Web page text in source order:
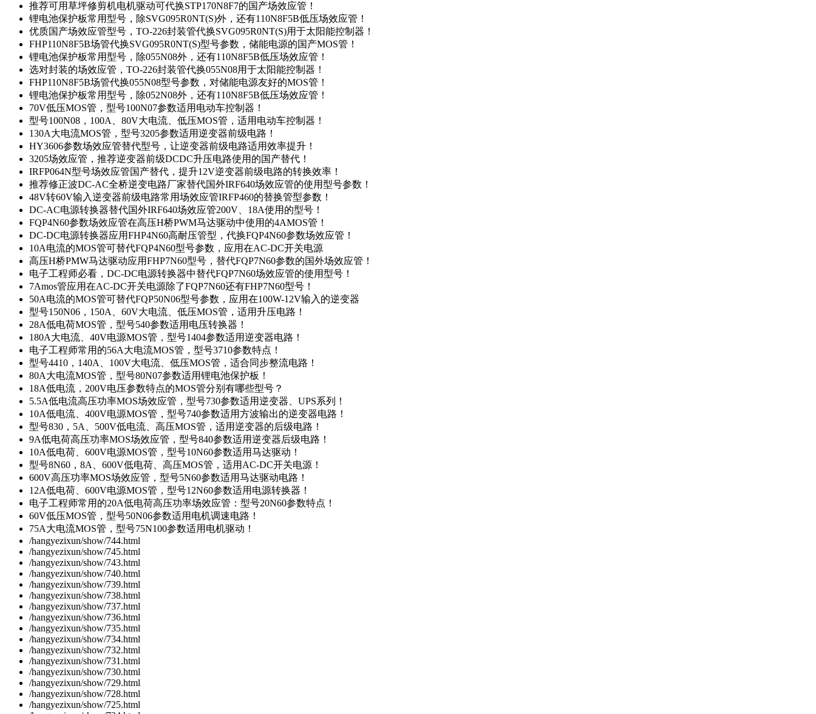
推荐可用草坪修剪机电机驱动可代换STP170N8F7的国产场效应管！
锂电池保护板常用型号，除SVG095R0NT(S)外，还有110N8F5B低压场效应管！
优质国产场效应管型号，TO-226封装管代换SVG095R0NT(S)用于太阳能控制器！
FHP110N8F5B场管代换SVG095R0NT(S)型号参数，储能电源的国产MOS管！
锂电池保护板常用型号，除055N08外，还有110N8F5B低压场效应管！
选对封装的场效应管，TO-226封装管代换055N08用于太阳能控制器！
FHP110N8F5B场管代换055N08型号参数，对储能电源友好的MOS管！
锂电池保护板常用型号，除052N08外，还有110N8F5B低压场效应管！
70V低压MOS管，型号100N07参数适用电动车控制器！
型号100N08，100A、80V大电流、低压MOS管，适用电动车控制器！
130A大电流MOS管，型号3205参数适用逆变器前级电路！
HY3606参数场效应管替代型号，让逆变器前级电路适用效率提升！
3205场效应管，推荐逆变器前级DCDC升压电路使用的国产替代！
IRFP064N型号场效应管国产替代，提升12V逆变器前级电路的转换效率！
推荐修正波DC-AC全桥逆变电路厂家替代国外IRF640场效应管的使用型号参数！
48V转60V输入逆变器前级电路常用场效应管IRFP460的替换管型参数！
DC-AC电源转换器替代国外IRF640场效应管200V、18A使用的型号！
FQP4N60参数场效应管在高压H桥PWM马达驱动中使用的4AMOS管！
DC-DC电源转换器应用FHP4N60高耐压管型，代换FQP4N60参数场效应管！
10A电流的MOS管可替代FQP4N60型号参数，应用在AC-DC开关电源
高压H桥PMW马达驱动应用FHP7N60型号，替代FQP7N60参数的国外场效应管！
电子工程师必看，DC-DC电源转换器中替代FQP7N60场效应管的使用型号！
7Amos管应用在AC-DC开关电源除了FQP7N60还有FHP7N60型号！
50A电流的MOS管可替代FQP50N06型号参数，应用在100W-12V输入的逆变器
型号150N06，150A、60V大电流、低压MOS管，适用升压电路！
28A低电荷MOS管，型号540参数适用电压转换器！
180A大电流、40V电源MOS管，型号1404参数适用逆变器电路！
电子工程师常用的56A大电流MOS管，型号3710参数特点！
型号4410，140A、100V大电流、低压MOS管，适合同步整流电路！
80A大电流MOS管，型号80N07参数适用锂电池保护板！
18A低电流，200V电压参数特点的MOS管分别有哪些型号？
5.5A低电流高压功率MOS场效应管，型号730参数适用逆变器、UPS系列！
10A低电流、400V电源MOS管，型号740参数适用方波输出的逆变器电路！
型号830，5A、500V低电流、高压MOS管，适用逆变器的后级电路！
9A低电荷高压功率MOS场效应管，型号840参数适用逆变器后级电路！
10A低电荷、600V电源MOS管，型号10N60参数适用马达驱动！
型号8N60，8A、600V低电荷、高压MOS管，适用AC-DC开关电源！
600V高压功率MOS场效应管，型号5N60参数适用马达驱动电路！
12A低电荷、600V电源MOS管，型号12N60参数适用电源转换器！
电子工程师常用的20A低电荷高压功率场效应管：型号20N60参数特点！
60V低压MOS管，型号50N06参数适用电机调速电路！
75A大电流MOS管，型号75N100参数适用电机驱动！
/hangyezixun/show/744.html
/hangyezixun/show/745.html
/hangyezixun/show/743.html
/hangyezixun/show/740.html
/hangyezixun/show/739.html
/hangyezixun/show/738.html
/hangyezixun/show/737.html
/hangyezixun/show/736.html
/hangyezixun/show/735.html
/hangyezixun/show/734.html
/hangyezixun/show/732.html
/hangyezixun/show/731.html
/hangyezixun/show/730.html
/hangyezixun/show/729.html
/hangyezixun/show/728.html
/hangyezixun/show/725.html